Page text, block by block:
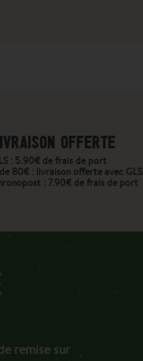
OFFERTE
: 5.90€ de frais de port
80€ : livraison offerte avec GLS
: 7.90€ de frais de port
remise sur